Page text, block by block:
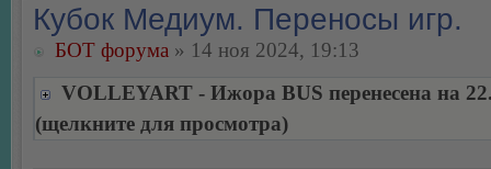
Кубок Медиум. Переносы игр.
БОТ форума » 14 ноя 2024, 19:13
VOLLEYART - Ижора BUS перенесена на
(щелкните для просмотра)